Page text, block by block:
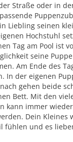
Straße oder in
Liebling seinen
Hochstuhl
Tag am Pool ist
seine
Am Ende des
In der eigenen
gehen beide
Bett. Mit den
kann immer
Dein Kleines
fühlen und es